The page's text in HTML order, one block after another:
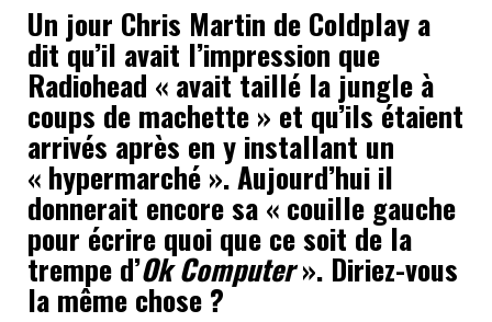
Un jour Chris Martin de Coldplay a
dit qu’il avait l’impression que
Radiohead « avait taillé la jungle à
coups de machette » et qu’ils étaient
arrivés après en y installant un
« hypermarché ». Aujourd’hui il
donnerait encore sa « couille gauche
pour écrire quoi que ce soit de la
trempe d’Ok Computer». Diriez-vous
la même chose ?